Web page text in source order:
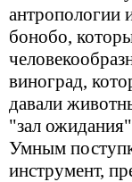
антропологии
бонобо,
виноград,
давали
"зал
Умным
инструмент,